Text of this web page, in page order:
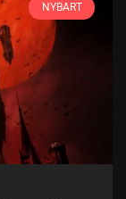
NYBART